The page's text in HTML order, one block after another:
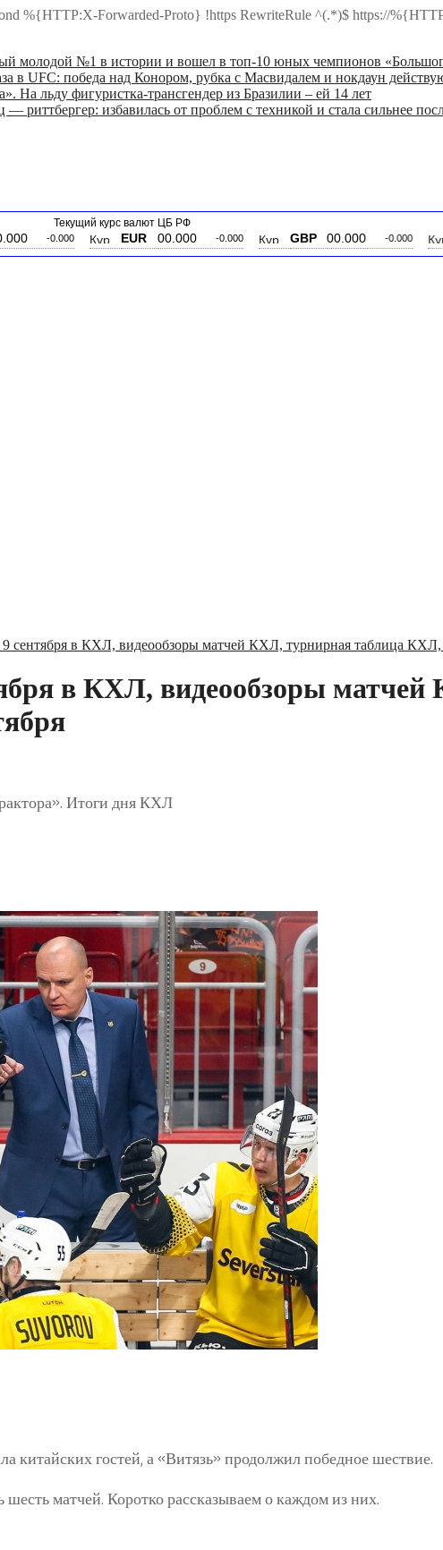
%{HTTP:X-Forwarded-Proto} !https RewriteRule ^(.*)$ https://
молодой №1 в истории и вошел в топ-10 юных чемпионов
в UFC: победа над Конором, рубка с Масвидалем и нокдаун
На льду фигуристка-трансгендер из Бразилии – ей 14 лет
риттбергер: избавилась от проблем с техникой и стала сильнее
Текущий курс валют ЦБ РФ
EUR 00.000 -0.000 GBP 00.000 -0.000 UAH
9 сентября в КХЛ, видеообзоры матчей КХЛ, турнирная таблица КХЛ,
в КХЛ, видеообзоры
Итоги дня КХЛ
китайских гостей, а «Витязь» продолжил победное шествие.
матчей. Коротко рассказываем о каждом из них.